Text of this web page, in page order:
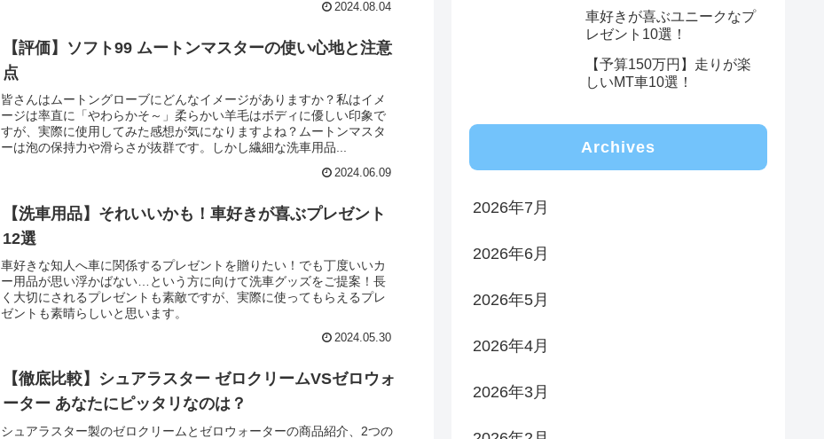
2024.08.04
【評価】ソフト99 ムートンマスターの使い心地と注意
点
皆さんはムートングローブにどんなイメージがありますか？私はイメ
ージは率直に「やわらかそ～」柔らかい羊毛はボディに優しい印象で
すが、実際に使用してみた感想が気になりますよね？ムートンマスタ
ーは泡の保持力や滑らさが抜群です。しかし繊細な洗車用品...
2024.06.09
【洗車用品】それいいかも！車好きが喜ぶプレゼント
12選
車好きな知人へ車に関係するプレゼントを贈りたい！でも丁度いいカ
ー用品が思い浮かばない…という方に向けて洗車グッズをご提案！長
く大切にされるプレゼントも素敵ですが、実際に使ってもらえるプレ
ゼントも素晴らしいと思います。
2024.05.30
【徹底比較】シュアラスター ゼロクリームVSゼロウォ
ーター あなたにピッタリなのは？
シュアラスター製のゼロクリームとゼロウォーターの商品紹介、2つの
車好きが喜ぶユニークなプ
レゼント10選！
【予算150万円】走りが楽
しいMT車10選！
Archives
2026年7月
2026年6月
2026年5月
2026年4月
2026年3月